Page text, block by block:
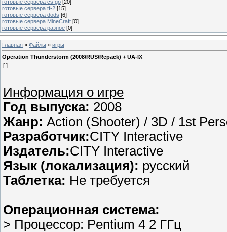
готовые сервера cs go [20]
готовые сервера tf-2 [15]
готовые сервера dods [6]
готовые сервера MineCraft [0]
готовые сервера разное [0]
Главная » Файлы » игры
Operation Thunderstorm (2008/RUS/Repack) + UA-IX
[ ]
Информация о игре
Год выпуска: 2008
Жанр: Action (Shooter) / 3D / 1st
Разработчик:CITY Interactive
Издатель:CITY Interactive
Язык (локализация): русский
Таблетка: Не требуется
Операционная система:
> Процессор: Pentium 4 2 ГГц